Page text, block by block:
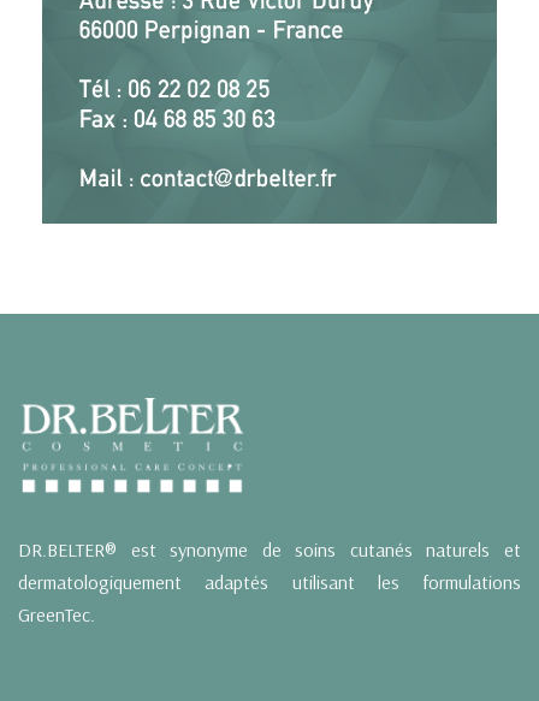
DR.BELTER® est synonyme de soins cutanés naturels et
dermatologiquement adaptés utilisant les formulations
GreenTec.